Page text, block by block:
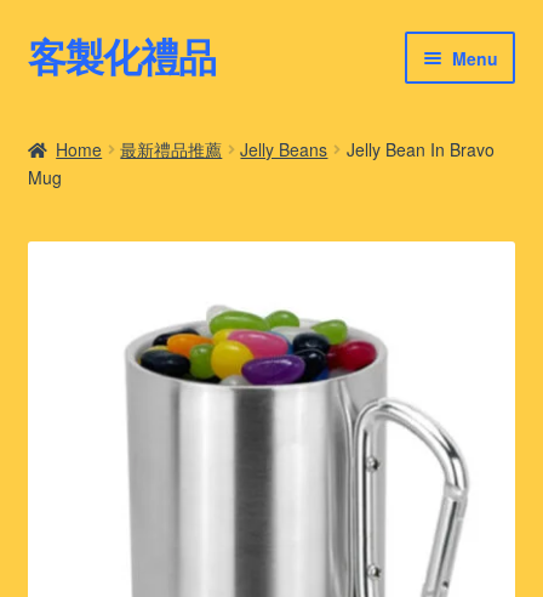
Skip
to
Skip
to
客製化禮品 Menu
最新禮品推薦
客製化禮品案例
Home 最新禮品推薦 Jelly Beans
Jelly Bean In Bravo
Mug